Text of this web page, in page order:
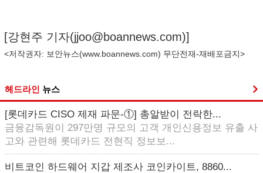
[강현주 기자(jjoo@boannews.com)]
<저작권자: 보안뉴스(www.boannews.com) 무단전재-재배포금지>
헤드라인 뉴스
[롯데카드 CISO 제재 파문-①] 총알받이 전락한...
금융감독원이 297만명 규모의 고객 개인신용정보 유출 사
고와 관련해 롯데카드 전현직 정보보...
비트코인 하드웨어 지갑 제조사 코인카이트, 8860...